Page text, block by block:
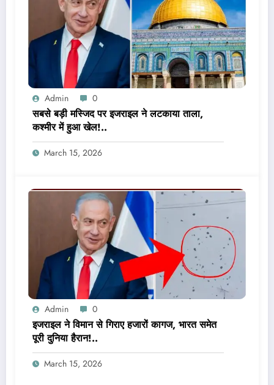
Admin 0
सबसे बड़ी मस्जिद पर इजराइल ने लटकाया ताला,
कश्मीर में हुआ खेल!..
March 15, 2026
Admin 0
इजराइल ने विमान से गिराए हजारों कागज, भारत समेत
पूरी दुनिया हैरान!..
March 15, 2026